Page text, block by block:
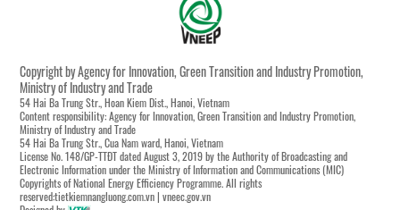
Copyright by Agency for Innovation, Green Transition and Industry Promotion,
Ministry of Industry and Trade
54 Hai Ba Trung Str., Hoan Kiem Dist., Hanoi, Vietnam
Content responsibility: Agency for Innovation, Green Transition and Industry Promotion,
Ministry of Industry and Trade
54 Hai Ba Trung Str., Cua Nam ward, Hanoi, Vietnam
License No. 148/GP-TTĐT dated August 3, 2019 by the Authority of Broadcasting and
Electronic Information under the Ministry of Information and Communications (MIC)
Copyrights of National Energy Efficiency Programme. All rights
reserved:tietkiemnangluong.com.vn | vneec.gov.vn